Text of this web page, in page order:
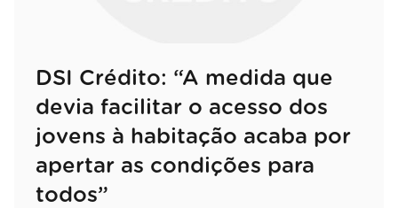
DSI Crédito: “A medida que
devia facilitar o acesso dos
jovens à habitação acaba por
apertar as condições para
todos”